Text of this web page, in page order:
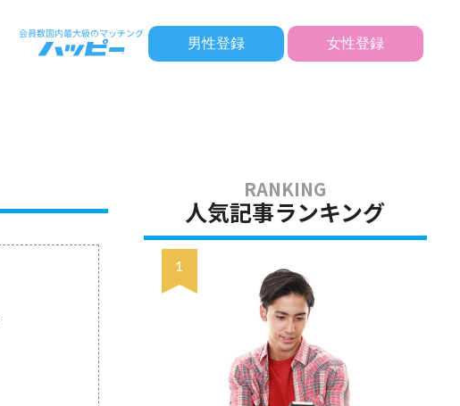
男性登録 女性登録
人気記事ランキング